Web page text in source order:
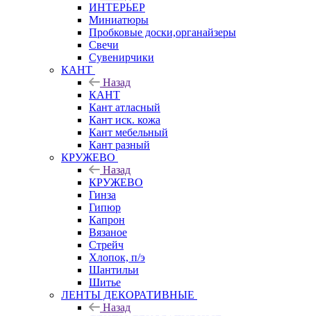
ИНТЕРЬЕР
Миниатюры
Пробковые доски,органайзеры
Свечи
Сувенирчики
КАНТ
Назад
КАНТ
Кант атласный
Кант иск. кожа
Кант мебельный
Кант разный
КРУЖЕВО
Назад
КРУЖЕВО
Гинза
Гипюр
Капрон
Вязаное
Стрейч
Хлопок, п/э
Шантильи
Шитье
ЛЕНТЫ ДЕКОРАТИВНЫЕ
Назад